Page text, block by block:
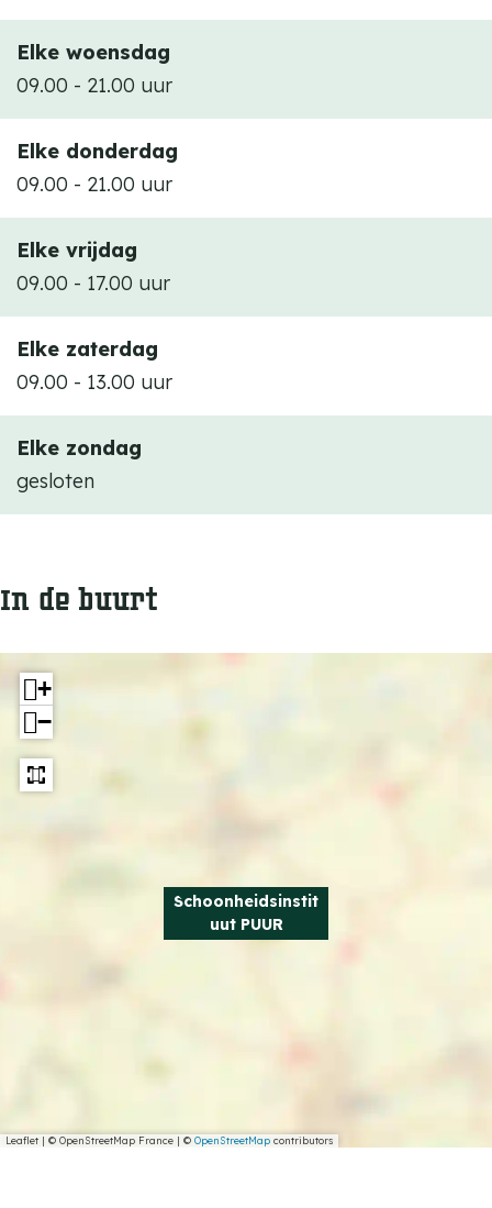
Elke woensdag
09.00 - 21.00 uur
Elke donderdag
09.00 - 21.00 uur
Elke vrijdag
09.00 - 17.00 uur
Elke zaterdag
09.00 - 13.00 uur
Elke zondag
gesloten
In de buurt
Schoonheidsinstit
uut PUUR
+
−
Leaflet | © OpenStreetMap France | © OpenStreetMap contributors